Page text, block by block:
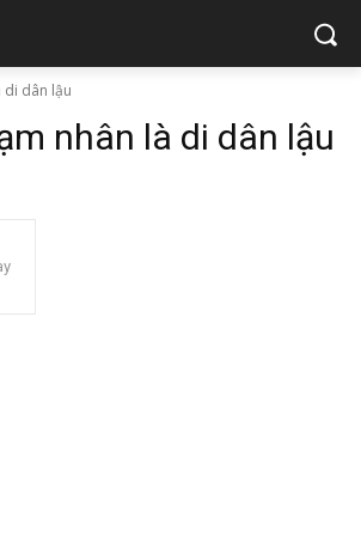
di dân lậu
nhân là di dân lậu